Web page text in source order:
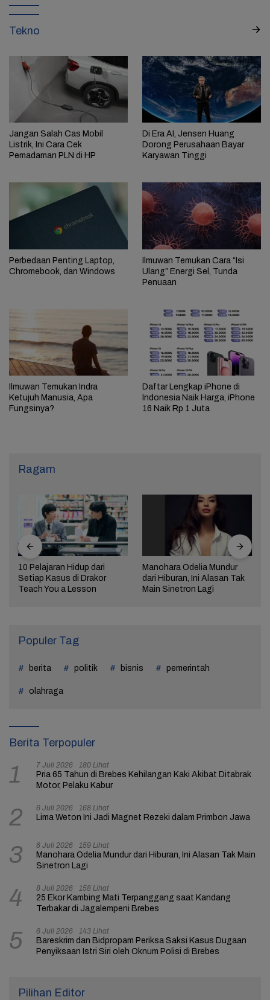
Tekno
Jangan Salah Cas Mobil
Listrik, Ini Cara Cek
Pemadaman PLN di HP
Di Era AI, Jensen Huang
Dorong Perusahaan Bayar
Karyawan Tinggi
Perbedaan Penting Laptop,
Chromebook, dan Windows
Ilmuwan Temukan Cara “Isi
Ulang” Energi Sel, Tunda
Penuaan
Ilmuwan Temukan Indra
Ketujuh Manusia, Apa
Fungsinya?
Daftar Lengkap iPhone di
Indonesia Naik Harga, iPhone
16 Naik Rp 1 Juta
Ragam
10 Pelajaran Hidup dari
Setiap Kasus di Drakor
Teach You a Lesson
Manohara Odelia Mundur
dari Hiburan, Ini Alasan Tak
Main Sinetron Lagi
Populer Tag
berita politik bisnis pemerintah
olahraga
Berita Terpopuler
1 7 Juli 2026 180 Lihat
Pria 65 Tahun di Brebes Kehilangan Kaki Akibat Ditabrak
Motor, Pelaku Kabur
2 6 Juli 2026 168 Lihat
Lima Weton Ini Jadi Magnet Rezeki dalam Primbon Jawa
3 6 Juli 2026 159 Lihat
Manohara Odelia Mundur dari Hiburan, Ini Alasan Tak Main
Sinetron Lagi
4 8 Juli 2026 158 Lihat
25 Ekor Kambing Mati Terpanggang saat Kandang
Terbakar di Jagalempeni Brebes
5 6 Juli 2026 143 Lihat
Bareskrim dan Bidpropam Periksa Saksi Kasus Dugaan
Penyiksaan Istri Siri oleh Oknum Polisi di Brebes
Pilihan Editor